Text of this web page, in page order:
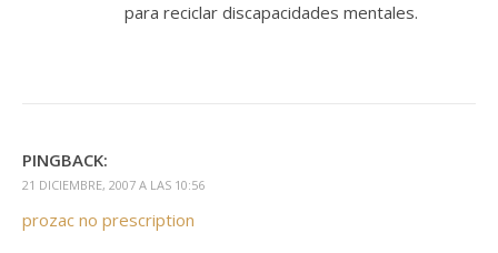
para reciclar discapacidades mentales.
PINGBACK:
21 DICIEMBRE, 2007 A LAS 10:56
prozac no prescription